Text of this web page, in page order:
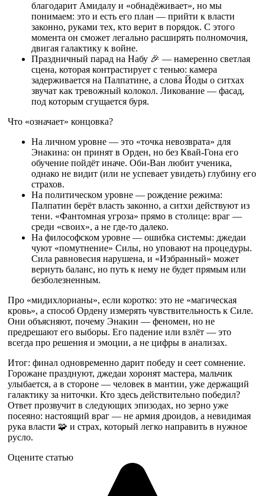
благодарит Амидалу и «обнадёживает», но мы
понимаем: это и есть его план — прийти к власти
законно, руками тех, кто верит в порядок. С этого
момента он сможет легально расширять полномочия,
двигая галактику к войне.
Праздничный парад на Набу 🎉 — намеренно светлая
сцена, которая контрастирует с тенью: камера
задерживается на Палпатине, а слова Йоды о ситхах
звучат как тревожный колокол. Ликование — фасад,
под которым сгущается буря.
Что «означает» концовка?
На личном уровне — это «точка невозврата» для
Энакина: он принят в Орден, но без Квай-Гона его
обучение пойдёт иначе. Оби-Ван любит ученика,
однако не видит (или не успевает увидеть) глубину его
страхов.
На политическом уровне — рождение режима:
Палпатин берёт власть законно, а ситхи действуют из
тени. «Фантомная угроза» прямо в столице: враг —
среди «своих», а не где-то далеко.
На философском уровне — ошибка системы: джедаи
чуют «помутнение» Силы, но уповают на процедуры.
Сила равновесия нарушена, и «Избранный» может
вернуть баланс, но путь к нему не будет прямым или
безболезненным.
Про «мидихлорианы», если коротко: это не «магическая
кровь», а способ Ордену измерять чувствительность к Силе.
Они объясняют, почему Энакин — феномен, но не
предрешают его выборы. Его падение или взлёт — это
всегда про решения и эмоции, а не цифры в анализах.
Итог: финал одновременно дарит победу и сеет сомнение.
Горожане празднуют, джедаи хоронят мастера, мальчик
улыбается, а в стороне — человек в мантии, уже держащий
галактику за ниточки. Кто здесь действительно победил?
Ответ прозвучит в следующих эпизодах, но зерно уже
посеяно: настоящий враг — не армия дроидов, а невидимая
рука власти 🧩 и страх, который легко направить в нужное
русло.
Оцените статью